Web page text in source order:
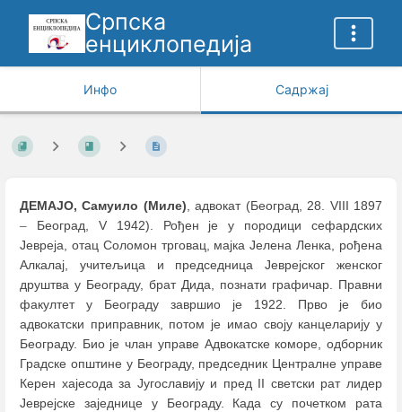
Српска
енциклопедија
Инфо Садржај
ДЕМАЈО, Самуило (Миле), адвокат (Београд, 28. VIII 1897
– Београд, V 1942). Рођен је у породици сефардских
Јевреја, отац Соломон трговац, мајка Јелена Ленка, рођена
Алкалај, учитељица и председница Јеврејског женског
друштва у Београду, брат Дида, познати графичар. Правни
факултет у Београду завршио је 1922. Прво је био
адвокатски приправник, потом је имао своју канцеларију у
Београду. Био је члан управе Адвокатске коморе, одборник
Градске општине у Београду, председник Централне управе
Керен хајесода за Југославију и пред II светски рат лидер
Јеврејске заједнице у Београду. Када су почетком рата